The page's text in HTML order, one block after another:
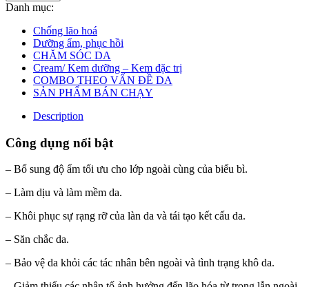
Danh mục:
Chống lão hoá
Dưỡng ẩm, phục hồi
CHĂM SÓC DA
Cream/ Kem dưỡng – Kem đặc trị
COMBO THEO VẤN ĐỀ DA
SẢN PHẨM BÁN CHẠY
Description
Công dụng nổi bật
– Bổ sung độ ẩm tối ưu cho lớp ngoài cùng của biểu bì.
– Làm dịu và làm mềm da.
– Khôi phục sự rạng rỡ của làn da và tái tạo kết cấu da.
– Săn chắc da.
– Bảo vệ da khỏi các tác nhân bên ngoài và tình trạng khô da.